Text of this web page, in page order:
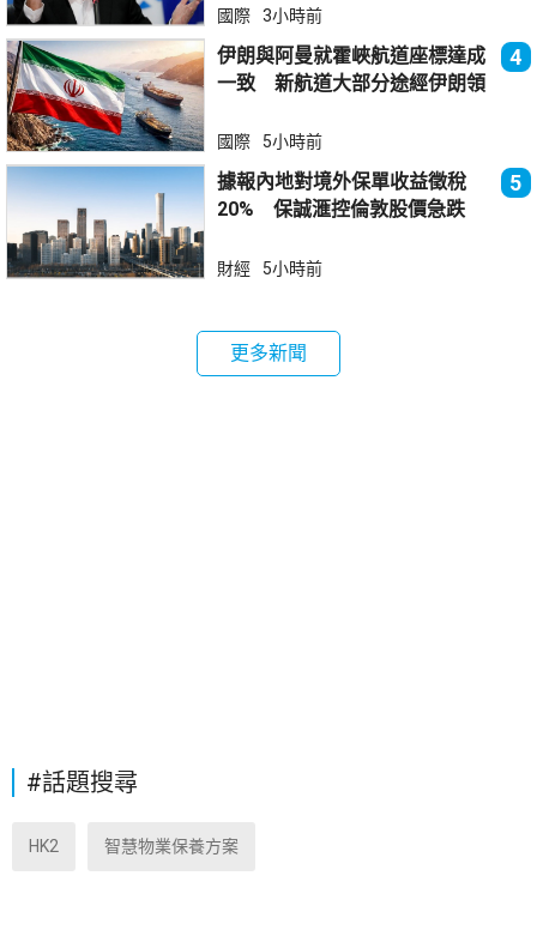
國際 3小時前
伊朗與阿曼就霍峽航道座標達成
一致 新航道大部分途經伊朗領
4
國際 5小時前
據報內地對境外保單收益徵稅
20% 保誠滙控倫敦股價急跌
5
財經 5小時前
更多新聞
#話題搜尋
HK2 智慧物業保養方案